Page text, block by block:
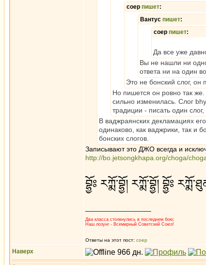
соер пишет:
Вантус пишет:
соер пишет:
Да все уже
Вы не нашли ни
ответа ни на один
Это не бонский слог, он
Но пишется он ровно так
сильно изменилась. Слог
традиции - писать один слог,
В ваджраянских декламациях
одинаково, как ваджрики, так и
бонских слогов.
Записывают это ДЖО всегда и
http://bo.jetsongkhapa.org/choga/
བྷྱོཿ རཀྨོ་བྷྱོ། རཀྨོ་བྷྱོ། བྷྱོཿ
Два класса столкнулись в последнем бою;
Наш лозунг - Всемирный Советский Союз!
Ответы на этот пост: соер
Наверх